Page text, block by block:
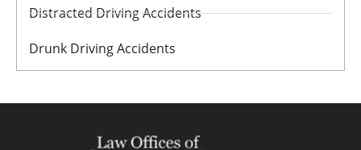
Distracted Driving Accidents
Drunk Driving Accidents